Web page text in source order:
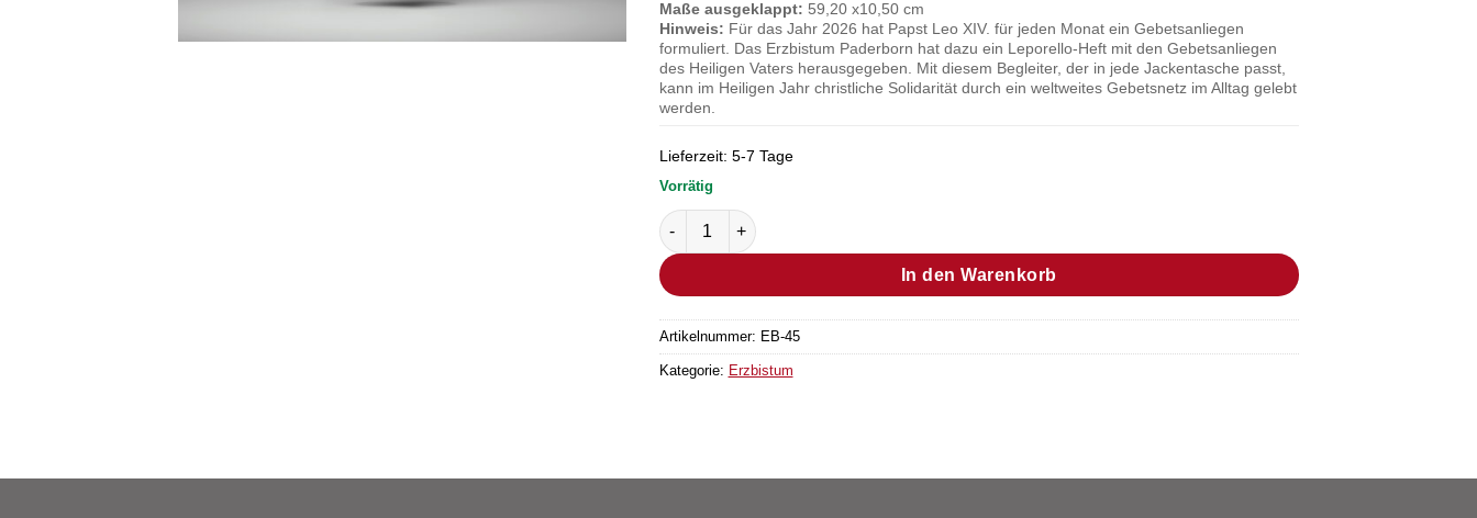
Maße ausgeklappt: 59,20 x10,50 cm
Hinweis: Für das Jahr 2026 hat Papst Leo XIV. für jeden Monat ein Gebetsanliegen
formuliert. Das Erzbistum Paderborn hat dazu ein Leporello-Heft mit den Gebetsanliegen
des Heiligen Vaters herausgegeben. Mit diesem Begleiter, der in jede Jackentasche passt,
kann im Heiligen Jahr christliche Solidarität durch ein weltweites Gebetsnetz im Alltag gelebt
werden.
Lieferzeit: 5-7 Tage
Vorrätig
Gebetsanliegen des Heiligen Vaters 2026 Menge
In den Warenkorb
Artikelnummer: EB-45
Kategorie: Erzbistum